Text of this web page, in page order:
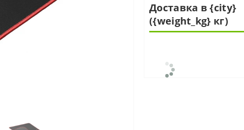
Доставка в {city}
({weight_kg} кг)